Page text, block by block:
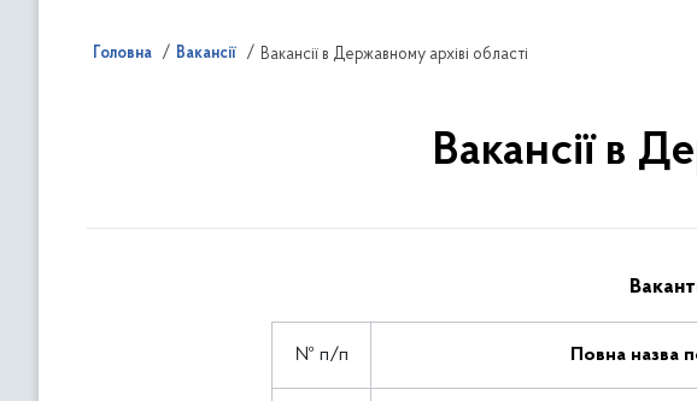
Головна Вакансії Вакансії в Державному архіві області
Вакансії в
№ п/п Повна назва